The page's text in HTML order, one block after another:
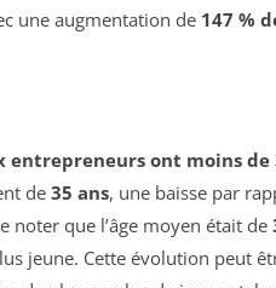
une augmentation de 147 %
entrepreneurs ont moins de
de 35 ans, une baisse par
noter que l’âge moyen était de
jeune. Cette évolution peut